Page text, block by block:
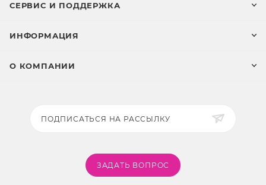
СЕРВИС И ПОДДЕРЖКА
ИНФОРМАЦИЯ
О КОМПАНИИ
ПОДПИСАТЬСЯ НА РАССЫЛКУ
ЗАДАТЬ ВОПРОС